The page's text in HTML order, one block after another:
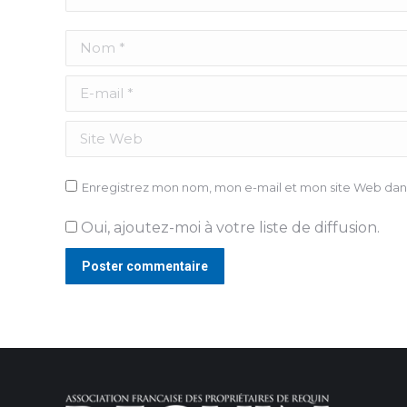
Nom *
E-mail *
Site Web
Enregistrez mon nom, mon e-mail et mon site Web
Oui, ajoutez-moi à votre liste de diffusion.
Poster commentaire